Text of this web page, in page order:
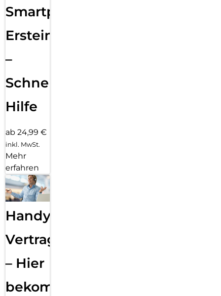
Smartphone
Ersteinrichtung
–
Schnelle
Hilfe
ab 24,99 €
inkl. MwSt.
Mehr
erfahren
Handy
Vertragsabwicklung
– Hier
bekommst